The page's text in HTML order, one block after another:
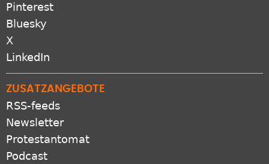
Pinterest
Bluesky
X
LinkedIn
ZUSATZANGEBOTE
RSS-feeds
Newsletter
Protestantomat
Podcast